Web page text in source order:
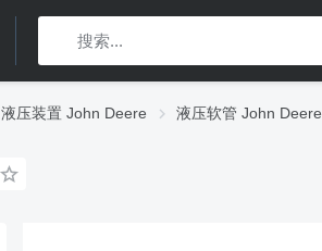
液压装置 John Deere 液压软管 John Deere